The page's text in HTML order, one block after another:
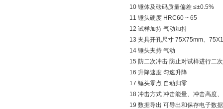
10 锤体及砝码质量偏差 ≤±0.5%
11 锤头硬度 HRC60 ~ 65
12 试样加持 气动加持
13 夹具开孔尺寸 75X75mm、
14 锤头夹持 气动
15 防二次冲击 防止对试样进行二
16 升降速度 匀速升降
17 锤头零点 自动归零
18 冲击方式 冲击能量、冲击高度
19 数据导出 可导出和保存电子数据